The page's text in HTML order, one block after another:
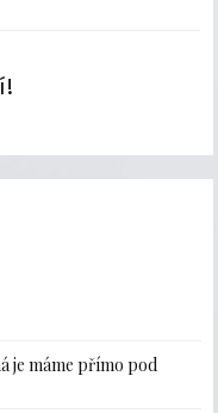
je máme přímo pod